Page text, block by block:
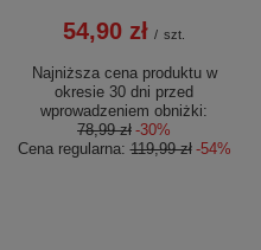
54,90 zł / szt.
Najniższa cena produktu w
okresie 30 dni przed
wprowadzeniem obniżki:
78,99 zł -30%
Cena regularna:119,99 zł -54%